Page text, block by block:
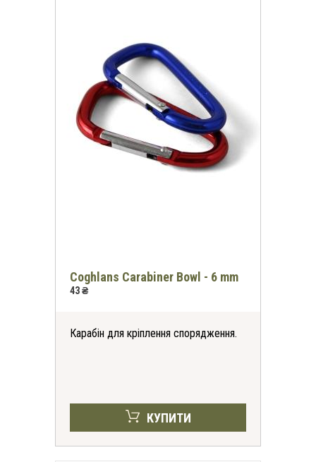
Coghlans Carabiner Bowl - 6 mm
43 ₴
Карабін для кріплення спорядження.
КУПИТИ